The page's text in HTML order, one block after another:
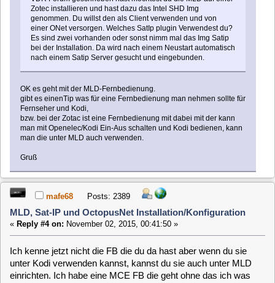
Reply #4 on: November 02, 2015, 00:41:50 »
Ich kenne jetzt nicht die FB die du da hast aber wenn du sie
unter Kodi verwenden kannst, kannst du sie auch unter MLD
einrichten. Ich habe eine MCE FB die geht ohne das ich was
einrichten musste unter MLD und auch Kodi. Kannst mal hier
1bobb Posts: 14
MLD, Sat-IP und OctopusNet Installation/Konfiguration
Reply #5 on:November 04, 2015, 12:12:32 »
Kodi verwenden kannst, kannst du sie auch unter MLD einrichten.
Ich habe eine MCE FB die geht ohne das ich was einrichten musste
unter MLD und auch Kodi. Kannst mal hier schauen vielleicht ist sie
da dabei!
Hallo,
habe Heute eine MCE VRC-1100 FB bekommen, welche
Konfiguration-Fernbedienung:
für ein Lirc Treiber installiert sein.
was für eine Lirc Fernbedienung muß ausgewählt werden.